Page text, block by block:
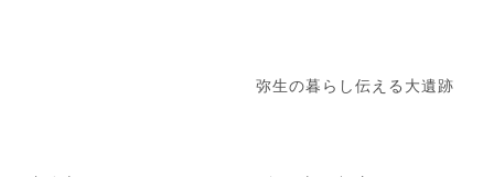
弥生の暮らし伝える大遺跡